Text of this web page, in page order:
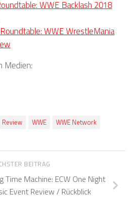
WWE Backlash 2018
WWE WrestleMania
Medien:
Review WWE WWE Network
BEITRAG
Machine: ECW One Night
Event Review / Rückblick